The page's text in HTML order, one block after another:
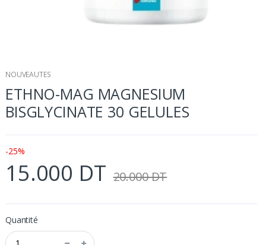
NOUVEAUTES
ETHNO-MAG MAGNESIUM
BISGLYCINATE 30 GELULES
-25%
15.000 DT 20.000 DT
Quantité